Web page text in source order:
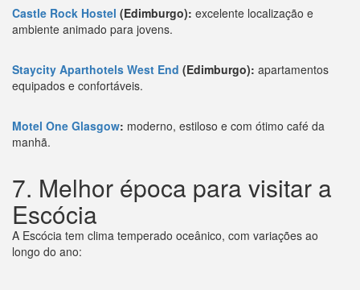
Castle Rock Hostel (Edimburgo): excelente localização e
ambiente animado para jovens.
Staycity Aparthotels West End (Edimburgo): apartamentos
equipados e confortáveis.
Motel One Glasgow: moderno, estiloso e com ótimo café da
manhã.
7. Melhor época para visitar a
Escócia
A Escócia tem clima temperado oceânico, com variações ao
longo do ano: